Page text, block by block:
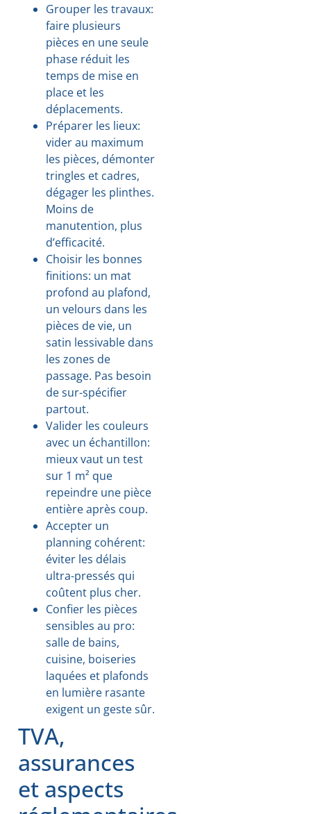
Grouper les travaux:
faire plusieurs
pièces en une seule
phase réduit les
temps de mise en
place et les
déplacements.
Préparer les lieux:
vider au maximum
les pièces, démonter
tringles et cadres,
dégager les plinthes.
Moins de
manutention, plus
d’efficacité.
Choisir les bonnes
finitions: un mat
profond au plafond,
un velours dans les
pièces de vie, un
satin lessivable dans
les zones de
passage. Pas besoin
de sur-spécifier
partout.
Valider les couleurs
avec un échantillon:
mieux vaut un test
sur 1 m² que
repeindre une pièce
entière après coup.
Accepter un
planning cohérent:
éviter les délais
ultra-pressés qui
coûtent plus cher.
Confier les pièces
sensibles au pro:
salle de bains,
cuisine, boiseries
laquées et plafonds
en lumière rasante
exigent un geste sûr.
TVA,
assurances
et aspects